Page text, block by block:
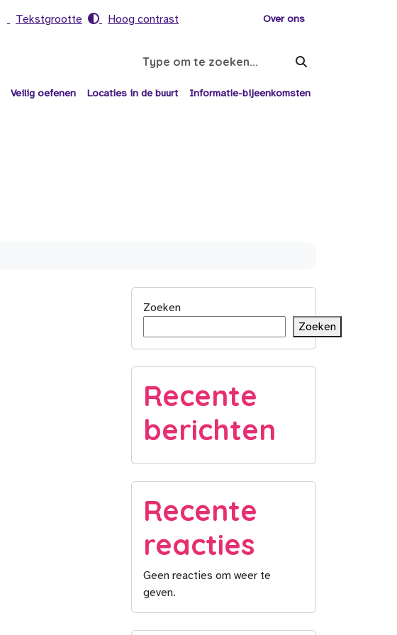
Tekstgrootte Hoog contrast Over ons
Search
Veilig oefenen Locaties in de buurt Informatie-bijeenkomsten
Zoeken
Zoeken
Recente
berichten
Recente
reacties
Geen reacties om weer te
geven.